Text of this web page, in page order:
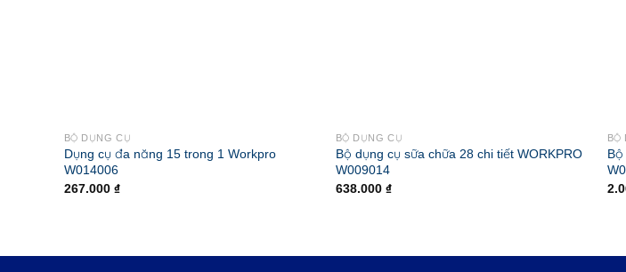
BỘ DỤNG CỤ
Dụng cụ đa năng 15 trong 1 Workpro
W014006
267.000 ₫
BỘ DỤNG CỤ
Bộ dụng cụ sữa chữa 28 chi tiết WORKPRO
W009014
638.000 ₫
BỘ
Bộ